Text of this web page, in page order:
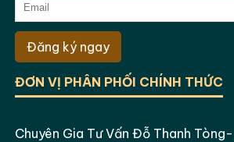
Đăng ký ngay
ĐƠN VỊ PHÂN PHỐI CHÍNH THỨC
Chuyên Gia Tư Vấn Đỗ Thanh Tòng-